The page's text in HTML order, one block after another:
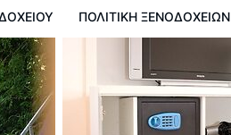
ΠΟΛΙΤΙΚΗ ΞΕΝΟΔΟΧΕΊΩΝ